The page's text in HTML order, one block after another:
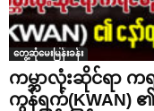
တွေ့ဆုံမေးမြန်းခန်း
ကမ္ဘာလုံးဆိုင်ရာ က
ကွန်ရက်(KWAN)